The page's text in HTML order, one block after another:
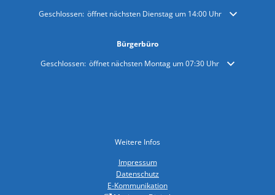
Klicken, um weitere Öffnungs- oder Schließzeiten auszublenden
Geschlossen: öffnet nächsten Dienstag um 14:00 Uhr
Bürgerbüro
Klicken, um weitere Öffnungs- oder Schließzeiten auszublenden
Geschlossen: öffnet nächsten Montag um 07:30 Uhr
Weitere Infos
Impressum
Datenschutz
E-Kommunikation